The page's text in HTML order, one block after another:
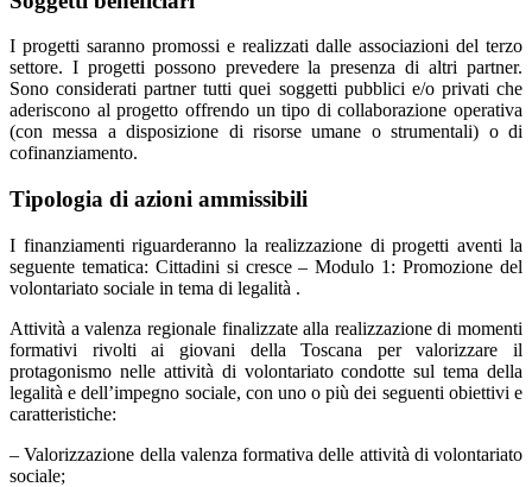
I progetti saranno promossi e realizzati dalle associazioni del terzo
settore. I progetti possono prevedere la presenza di altri partner.
Sono considerati partner tutti quei soggetti pubblici e/o privati che
aderiscono al progetto offrendo un tipo di collaborazione operativa
(con messa a disposizione di risorse umane o strumentali) o di
cofinanziamento.
Tipologia di azioni ammissibili
I finanziamenti riguarderanno la realizzazione di progetti aventi la
seguente tematica: Cittadini si cresce – Modulo 1: Promozione del
volontariato sociale in tema di legalità .
Attività a valenza regionale finalizzate alla realizzazione di momenti
formativi rivolti ai giovani della Toscana per valorizzare il
protagonismo nelle attività di volontariato condotte sul tema della
legalità e dell’impegno sociale, con uno o più dei seguenti obiettivi e
caratteristiche:
– Valorizzazione della valenza formativa delle attività di volontariato
sociale;